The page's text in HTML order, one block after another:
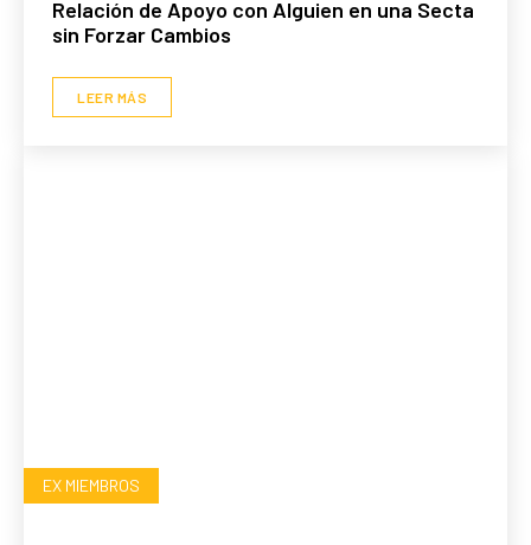
Relación de Apoyo con Alguien en una Secta
sin Forzar Cambios
LEER MÁS
EX MIEMBROS